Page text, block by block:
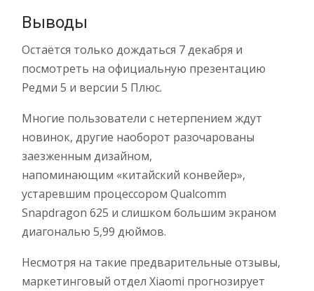
Выводы
Остаётся только дождаться 7 декабря и
посмотреть на официальную презентацию
Редми 5 и версии 5 Плюс.
Многие пользователи с нетерпением ждут
новинок, другие наоборот разочарованы
заезженным дизайном,
напоминающим «китайский конвейер»,
устаревшим процессором Qualcomm
Snapdragon 625 и слишком большим экраном
диагональю 5,99 дюймов.
Несмотря на такие предварительные отзывы,
маркетинговый отдел Xiaomi прогнозирует